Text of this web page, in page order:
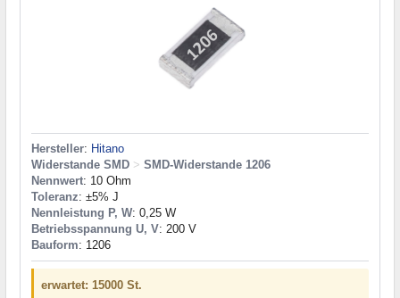
Hersteller: Hitano
Widerstande SMD > SMD-Widerstande 1206
Nennwert: 10 Ohm
Toleranz: ±5% J
Nennleistung P, W: 0,25 W
Betriebsspannung U, V: 200 V
Bauform: 1206
erwartet: 15000 St.